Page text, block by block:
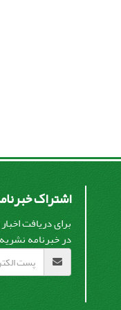
اشتراک
برای دریافت
در خبرنامه